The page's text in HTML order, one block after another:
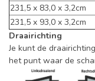
231,5 x 83,0 x 3,2cm
231,5 x 93,0 x 3,2cm
Draairichting
Je kunt de
het punt waar de